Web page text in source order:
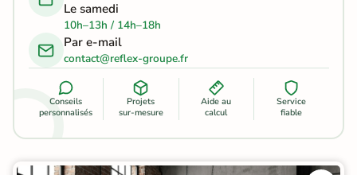
Le samedi
10h–13h / 14h–18h
Par e-mail
contact@reflex-groupe.fr
Conseils
personnalisés
Projets
sur-mesure
Aide au
calcul
Service
fiable